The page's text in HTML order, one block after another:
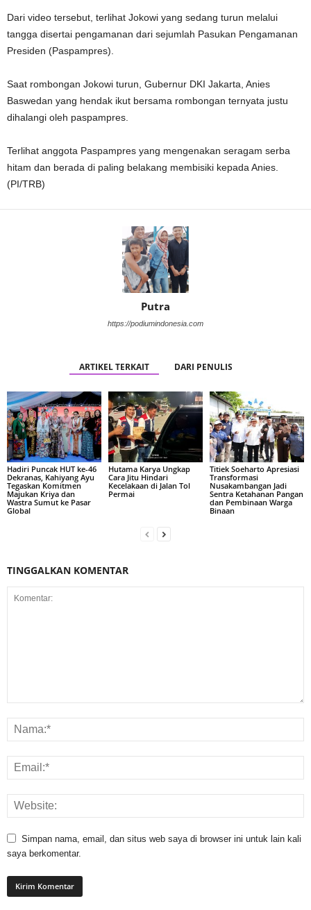
Dari video tersebut, terlihat Jokowi yang sedang turun melalui
tangga disertai pengamanan dari sejumlah Pasukan Pengamanan
Presiden (Paspampres).
Saat rombongan Jokowi turun, Gubernur DKI Jakarta, Anies
Baswedan yang hendak ikut bersama rombongan ternyata justu
dihalangi oleh paspampres.
Terlihat anggota Paspampres yang mengenakan seragam serba
hitam dan berada di paling belakang membisiki kepada Anies.
(PI/TRB)
Putra
https://podiumindonesia.com
ARTIKEL TERKAIT DARI PENULIS
Hadiri Puncak HUT ke-46
Dekranas, Kahiyang Ayu
Tegaskan Komitmen
Majukan Kriya dan
Wastra Sumut ke Pasar
Global
Hutama Karya Ungkap
Cara Jitu Hindari
Kecelakaan di Jalan Tol
Permai
Titiek Soeharto Apresiasi
Transformasi
Nusakambangan Jadi
Sentra Ketahanan Pangan
dan Pembinaan Warga
Binaan
TINGGALKAN KOMENTAR
Simpan nama, email, dan situs web saya di browser ini untuk lain kali
saya berkomentar.